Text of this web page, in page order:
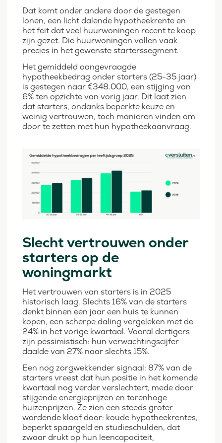
Dat komt onder andere door de gestegen
lonen, een licht dalende hypotheekrente en
het feit dat veel huurwoningen recent te koop
zijn gezet. Die huurwoningen vallen vaak
precies in het gewenste starterssegment.
Het gemiddeld aangevraagde
hypotheekbedrag onder starters (25-35 jaar)
is gestegen naar €348.000, een stijging van
6% ten opzichte van vorig jaar. Dit laat zien
dat starters, ondanks beperkte keuze en
weinig vertrouwen, toch manieren vinden om
door te zetten met hun hypotheekaanvraag.
Slecht vertrouwen onder
starters op de
woningmarkt
Het vertrouwen van starters is in 2025
historisch laag. Slechts 16% van de starters
denkt binnen een jaar een huis te kunnen
kopen, een scherpe daling vergeleken met de
24% in het vorige kwartaal. Vooral dertigers
zijn pessimistisch: hun verwachtingscijfer
daalde van 27% naar slechts 15%.
Een nog zorgwekkender signaal: 87% van de
starters vreest dat hun positie in het komende
kwartaal nog verder verslechtert, mede door
stijgende energieprijzen en torenhoge
huizenprijzen. Ze zien een steeds groter
wordende kloof door: koude hypotheekrentes,
beperkt spaargeld en studieschulden, dat
zwaar drukt op hun leencapaciteit.